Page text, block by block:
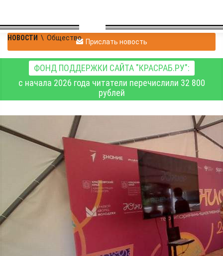
НОВОСТИ \ Общество Прислать новость
ФОНД ПОДДЕРЖКИ САЙТА "КРАСРАБ.РУ":
с начала 2026 года читатели перечислили 32 800
рублей
Красноярский край
присоединился к
всероссийской акции
«Служу Отечеству»